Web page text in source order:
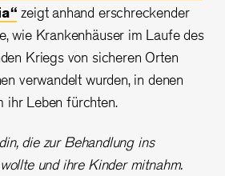
zeigt anhand erschreckender
wie Krankenhäuser im Laufe des
Kriegs von sicheren Orten
verwandelt wurden, in denen
ihr Leben fürchten.
die zur Behandlung ins
und ihre Kinder mitnahm.